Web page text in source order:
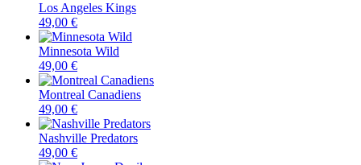
Los Angeles Kings
49,00 €
Minnesota Wild
49,00 €
Montreal Canadiens
49,00 €
Nashville Predators
49,00 €